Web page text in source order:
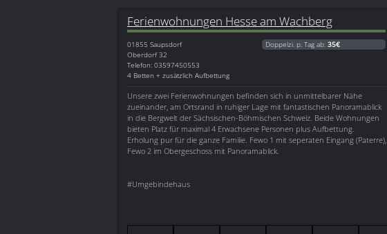
Ferienwohnungen Hesse am Wachberg
01855 Saupsdorf
Oberdorf 32
Telefon: 03597450553
4 Betten + zusätzlich Aufbettung
Doppelzi. p. Tag ab: 35€
Unsere zwei Ferienwohnungen befinden sich in unmittelbarer Nähe
zueinander, am Ortsrand in ruhiger Lage mit fantastischen Panoramablick
in die Bergwelt der Sächsischen-Böhmischen Schweiz. Beide Wohnungen
bieten Platz für maximal 4 Erwachsene Personen plus Aufbettung.
Erholung pur für die ganze Familie. Fewo 1 mit seperaten Eingang (Paterre),
Fewo 2 im Obergeschoss mit Panoramablick.
#Umgebindehaus